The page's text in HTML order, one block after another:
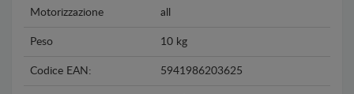
Motorizzazione all
Peso 10 kg
Codice EAN: 5941986203625